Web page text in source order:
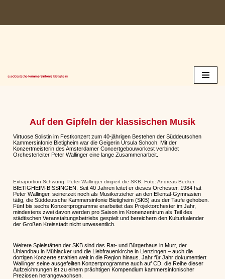
Zum
Auf den Gipfeln der klassischen Musik
Virtuose Solistin im Festkonzert zum 40-jährigen Bestehen der Süddeutschen
Kammersinfonie Bietigheim war die Geigerin Ursula Schoch. Mit der
Konzertmeisterin des Amsterdamer Concertgebouworkest verbindet
Orchesterleiter Peter Wallinger eine lange Zusammenarbeit.
Extraportion Schwung: Peter Wallinger dirigiert die SKB. Foto: Andreas Becker
BIETIGHEIM-BISSINGEN. Seit 40 Jahren leitet er dieses Orchester. 1984 hat
Peter Wallinger, seinerzeit noch als Musikerzieher an den Ellental-Gymnasien
tätig, die Süddeutsche Kammersinfonie Bietigheim (SKB) aus der Taufe gehoben.
Fünf bis sechs Konzertprogramme erarbeitet das Projektorchester im Jahr,
mindestens zwei davon werden pro Saison im Kronenzentrum als Teil des
städtischen Veranstaltungsbetriebs gespielt und bereichern den Kulturkalender
der Großen Kreisstadt nicht unwesentlich.
Weitere Spielstätten der SKB sind das Rat- und Bürgerhaus in Murr, der
Uhlandbau in Mühlacker und die Liebfrauenkirche in Lienzingen – auch die
dortigen Konzerte strahlen weit in die Region hinaus. Jahr für Jahr dokumentiert
Wallinger seine ausgefeilten Konzertprogramme auch auf CD, die Reihe dieser
Aufzeichnungen ist zu einem prächtigen Kompendium kammersinfonischer
Preziosen herangewachsen.